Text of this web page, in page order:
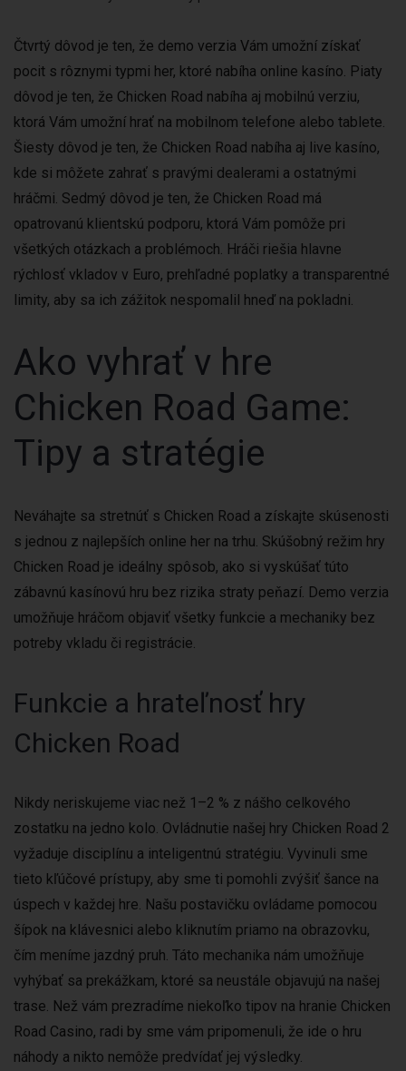
Čtvrtý dôvod je ten, že demo verzia Vám umožní získať
pocit s rôznymi typmi her, ktoré nabíha online kasíno. Piaty
dôvod je ten, že Chicken Road nabíha aj mobilnú verziu,
ktorá Vám umožní hrať na mobilnom telefone alebo tablete.
Šiesty dôvod je ten, že Chicken Road nabíha aj live kasíno,
kde si môžete zahrať s pravými dealerami a ostatnými
hráčmi. Sedmý dôvod je ten, že Chicken Road má
opatrovanú klientskú podporu, ktorá Vám pomôže pri
všetkých otázkach a problémoch. Hráči riešia hlavne
rýchlosť vkladov v Euro, prehľadné poplatky a transparentné
limity, aby sa ich zážitok nespomalil hneď na pokladni.
Ako vyhrať v hre
Chicken Road Game:
Tipy a stratégie
Neváhajte sa stretnúť s Chicken Road a získajte skúsenosti
s jednou z najlepších online her na trhu. Skúšobný režim hry
Chicken Road je ideálny spôsob, ako si vyskúšať túto
zábavnú kasínovú hru bez rizika straty peňazí. Demo verzia
umožňuje hráčom objaviť všetky funkcie a mechaniky bez
potreby vkladu či registrácie.
Funkcie a hrateľnosť hry
Chicken Road
Nikdy neriskujeme viac než 1–2 % z nášho celkového
zostatku na jedno kolo. Ovládnutie našej hry Chicken Road 2
vyžaduje disciplínu a inteligentnú stratégiu. Vyvinuli sme
tieto kľúčové prístupy, aby sme ti pomohli zvýšiť šance na
úspech v každej hre. Našu postavičku ovládame pomocou
šípok na klávesnici alebo kliknutím priamo na obrazovku,
čím meníme jazdný pruh. Táto mechanika nám umožňuje
vyhýbať sa prekážkam, ktoré sa neustále objavujú na našej
trase. Než vám prezradíme niekoľko tipov na hranie Chicken
Road Casino, radi by sme vám pripomenuli, že ide o hru
náhody a nikto nemôže predvídať jej výsledky.